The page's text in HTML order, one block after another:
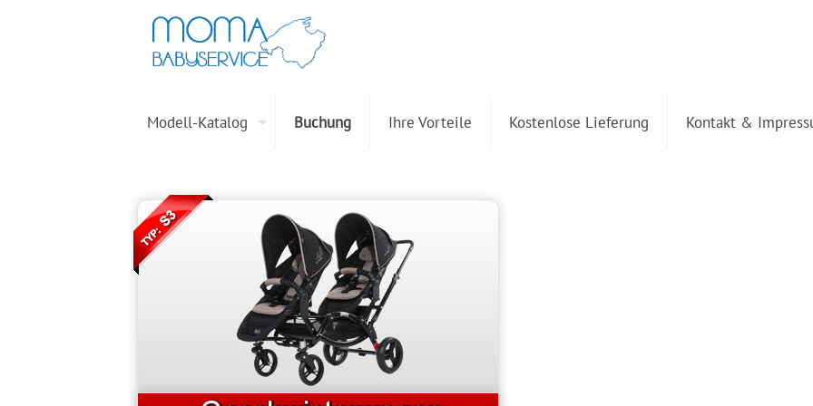
Modell-Katalog Buchung Ihre Vorteile Kostenlose Lieferung Kontakt &